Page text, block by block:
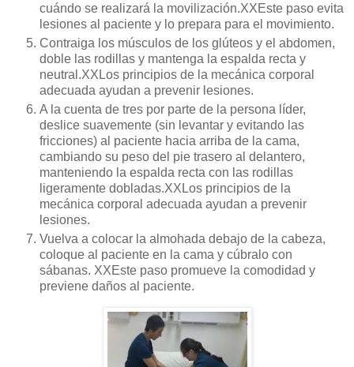
cuándo se realizará la movilización.XXEste paso evita
lesiones al paciente y lo prepara para el movimiento.
Contraiga los músculos de los glúteos y el abdomen,
doble las rodillas y mantenga la espalda recta y
neutral.XXLos principios de la mecánica corporal
adecuada ayudan a prevenir lesiones.
A la cuenta de tres por parte de la persona líder,
deslice suavemente (sin levantar y evitando las
fricciones) al paciente hacia arriba de la cama,
cambiando su peso del pie trasero al delantero,
manteniendo la espalda recta con las rodillas
ligeramente dobladas.XXLos principios de la
mecánica corporal adecuada ayudan a prevenir
lesiones.
Vuelva a colocar la almohada debajo de la cabeza,
coloque al paciente en la cama y cúbralo con
sábanas. XXEste paso promueve la comodidad y
previene daños al paciente.